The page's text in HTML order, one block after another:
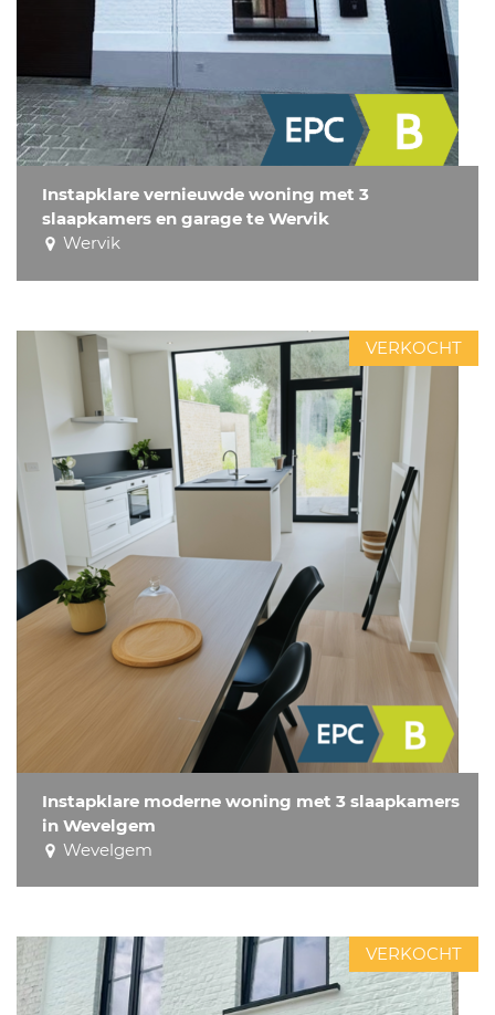
Instapklare vernieuwde woning met 3
slaapkamers en garage te Wervik
Wervik
Instapklare moderne woning met 3 slaapkamers
in Wevelgem
Wevelgem
VERKOCHT
VERKOCHT